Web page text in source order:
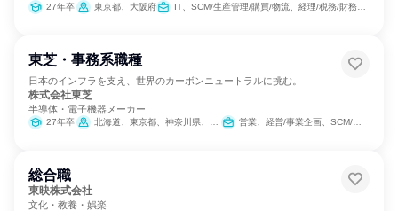
27年卒 東京都、大阪府 IT、SCM/生産管理/購買/物流、経理/税務/財務、人事、総務、法務/知財、広報/IR
東芝・事務系職種
日本のインフラを支え、世界のカーボンニュートラルに挑む。
株式会社東芝
半導体・電子機器メーカー
27年卒 北海道、東京都、神奈川県、新潟県、富山県、愛知県、大阪府、岡山県、広島県、香川県、福岡県、沖縄県 営業、経営/事業企画、SCM/生産管理/購買/物流、バックオフィス・事務・受付、経理/税務/財務、人事、総務、法務/知財、IT、広報/IR、組織運営管理・公務員・事務系職種
総合職
東映株式会社
文化・教養・娯楽